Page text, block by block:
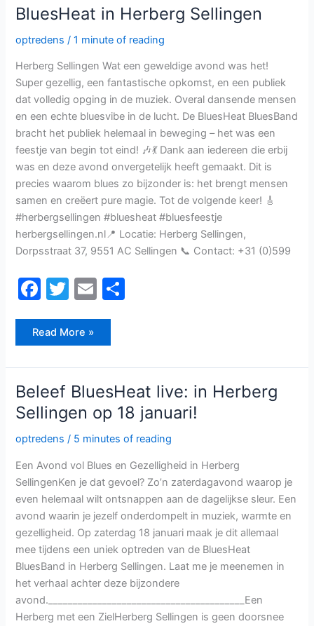
o
o
k
BluesHeat in Herberg Sellingen
optredens /1 minute of reading
Herberg Sellingen Wat een geweldige avond was het!
Super gezellig, een fantastische opkomst, en een publiek
dat volledig opging in de muziek. Overal dansende mensen
en een echte bluesvibe in de lucht. De BluesHeat BluesBand
bracht het publiek helemaal in beweging – het was een
feestje van begin tot eind! 🎶💃 Dank aan iedereen die erbij
was en deze avond onvergetelijk heeft gemaakt. Dit is
precies waarom blues zo bijzonder is: het brengt mensen
samen en creëert pure magie. Tot de volgende keer! 🎸
#herbergsellingen #bluesheat #bluesfeestje
herbergsellingen.nl📍 Locatie: Herberg Sellingen,
Dorpsstraat 37, 9551 AC Sellingen 📞 Contact: +31 (0)599
F
c
o
o
k
T
itt
E
BluesHeat
in
Sellingen
Read More »
Beleef BluesHeat live: in Herberg
Sellingen op 18 januari!
optredens / 5 minutes of reading
Een Avond vol Blues en Gezelligheid in Herberg
SellingenKen je dat gevoel? Zo’n zaterdagavond waarop je
even helemaal wilt ontsnappen aan de dagelijkse sleur. Een
avond waarin je jezelf onderdompelt in muziek, warmte en
gezelligheid. Op zaterdag 18 januari maak je dit allemaal
mee tijdens een uniek optreden van de BluesHeat
BluesBand in Herberg Sellingen. Laat me je meenemen in
het verhaal achter deze bijzondere
avond.________________________________________Een
Herberg met een ZielHerberg Sellingen is geen doorsnee
Beleef
BluesHeat
live:
in
Herberg
Sellingen
op
januari!